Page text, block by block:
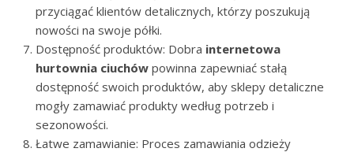
przyciągać klientów detalicznych, którzy poszukują
nowości na swoje półki.
Dostępność produktów: Dobra internetowa
hurtownia ciuchów powinna zapewniać stałą
dostępność swoich produktów, aby sklepy detaliczne
mogły zamawiać produkty według potrzeb i
sezonowości.
Łatwe zamawianie: Proces zamawiania odzieży